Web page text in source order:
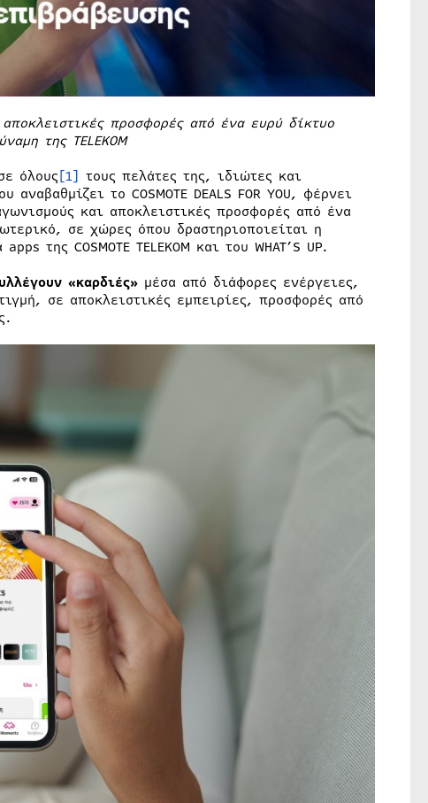
προσφορές από ένα ευρύ δίκτυο
της TELEKOM
όλους[1] τους πελάτες της, ιδιώτες και
αναβαθμίζει το COSMOTE DEALS FOR YOU, φέρνει
και αποκλειστικές προσφορές από ένα
σε χώρες όπου δραστηριοποιείται η
της COSMOTE TELEKOM και του WHAT’S UP.
«καρδιές»μέσα από διάφορες ενέργειες,
σε αποκλειστικές εμπειρίες, προσφορές από